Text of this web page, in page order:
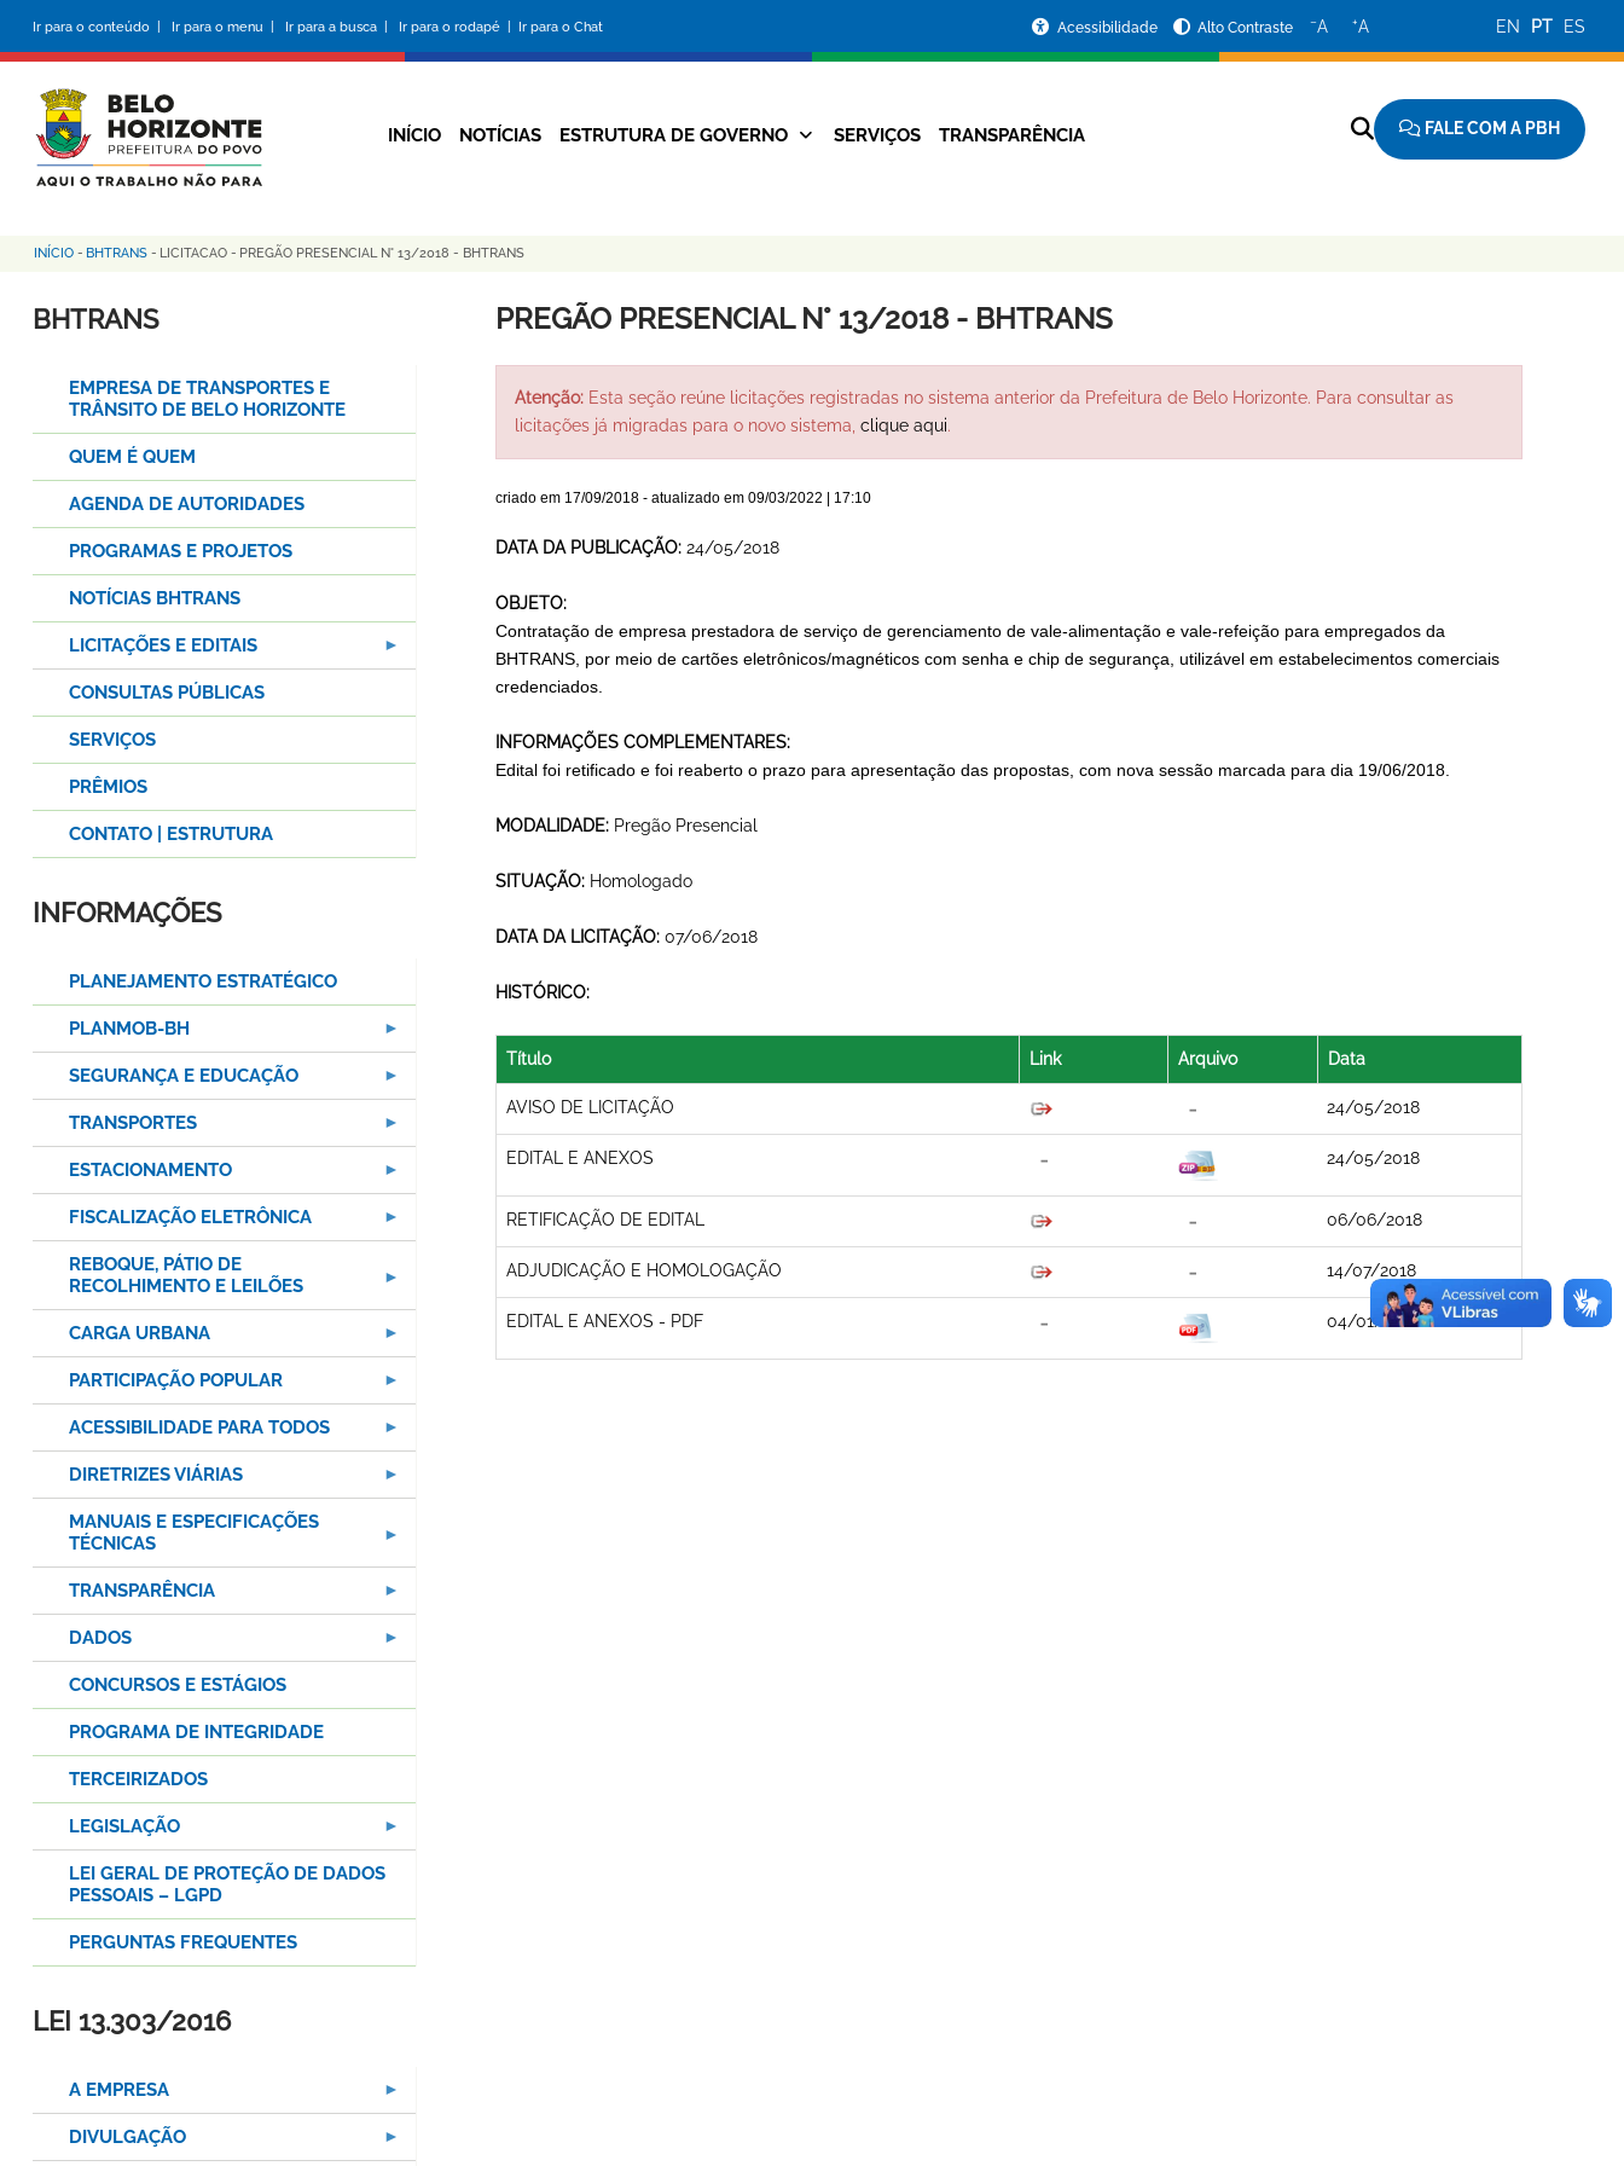
conteúdo
principal
Ir para o conteúdo | Ir para o menu | Ir para a busca | Ir para o rodapé | Ir para o Chat
da
Prefeitura
Acessibilidade Alto Contraste −A +A EN PT ES
Navegação
INÍCIO NOTÍCIAS ESTRUTURA DE GOVERNO SERVIÇOS TRANSPARÊNCIA FALE COM A PBH
Trilha
de
INÍCIO - BHTRANS - LICITACAO - PREGÃO PRESENCIAL N° 13/2018 - BHTRANS
PREGÃO PRESENCIAL N° 13/2018 - BHTRANS
Atenção:Esta seção reúne licitações registradas no sistema anterior da Prefeitura de Belo Horizonte. Para consultar as
licitações já migradas para o novo sistema, clique aqui.
criado em 17/09/2018- atualizado em 09/03/2022 | 17:10
DATA DA PUBLICAÇÃO: 24/05/2018
OBJETO:
Contratação de empresa prestadora de serviço de gerenciamento de vale-alimentação e vale-refeição para empregados da
BHTRANS, por meio de cartões eletrônicos/magnéticos com senha e chip de segurança, utilizável em estabelecimentos comerciais
credenciados.
INFORMAÇÕES COMPLEMENTARES:
Edital foi retificado e foi reaberto o prazo para apresentação das propostas, com nova sessão marcada para dia 19/06/2018.
MODALIDADE: Pregão Presencial
SITUAÇÃO: Homologado
DATA DA LICITAÇÃO: 07/06/2018
HISTÓRICO:
Título Link Arquivo Data
AVISO DE LICITAÇÃO 24/05/2018
EDITAL E ANEXOS 24/05/2018
RETIFICAÇÃO DE EDITAL 06/06/2018
ADJUDICAÇÃO E HOMOLOGAÇÃO 14/07/2018
EDITAL E ANEXOS - PDF 04/01/2021
BHTRANS
EMPRESA DE TRANSPORTES E
TRÂNSITO DE BELO HORIZONTE
QUEM É QUEM
AGENDA DE AUTORIDADES
PROGRAMAS E PROJETOS
NOTÍCIAS BHTRANS
LICITAÇÕES E EDITAIS
CONSULTAS PÚBLICAS
SERVIÇOS
PRÊMIOS
CONTATO | ESTRUTURA
INFORMAÇÕES
PLANEJAMENTO ESTRATÉGICO
PLANMOB-BH
SEGURANÇA E EDUCAÇÃO
TRANSPORTES
ESTACIONAMENTO
FISCALIZAÇÃO ELETRÔNICA
REBOQUE, PÁTIO DE
RECOLHIMENTO E LEILÕES
CARGA URBANA
PARTICIPAÇÃO POPULAR
ACESSIBILIDADE PARA TODOS
DIRETRIZES VIÁRIAS
MANUAIS E ESPECIFICAÇÕES
TÉCNICAS
TRANSPARÊNCIA
DADOS
CONCURSOS E ESTÁGIOS
PROGRAMA DE INTEGRIDADE
TERCEIRIZADOS
LEGISLAÇÃO
LEI GERAL DE PROTEÇÃO DE DADOS
PESSOAIS – LGPD
PERGUNTAS FREQUENTES
LEI 13.303/2016
A EMPRESA
DIVULGAÇÃO